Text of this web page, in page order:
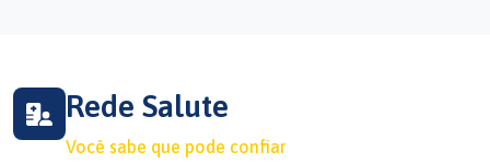
Rede Salute
Você sabe que pode confiar